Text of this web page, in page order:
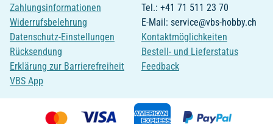
Zahlungsinformationen
Widerrufsbelehrung
Datenschutz-Einstellungen
Rücksendung
Erklärung zur Barrierefreiheit
VBS App
Tel.: +41 71 511 23 70
E-Mail: service@vbs-hobby.ch
Kontaktmöglichkeiten
Bestell- und Lieferstatus
Feedback